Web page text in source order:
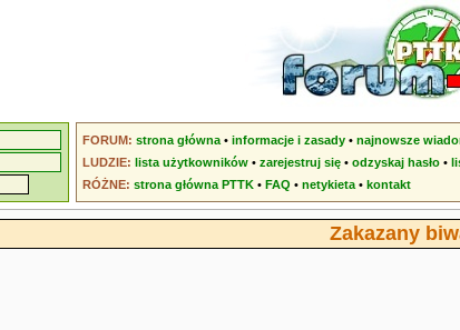
FORUM: strona główna • informacje i zasady • najnowsze
LUDZIE: lista użytkowników • zarejestruj się • odzyskaj hasło •
RÓŻNE: strona główna PTTK • FAQ • netykieta • kontakt
Zakazany